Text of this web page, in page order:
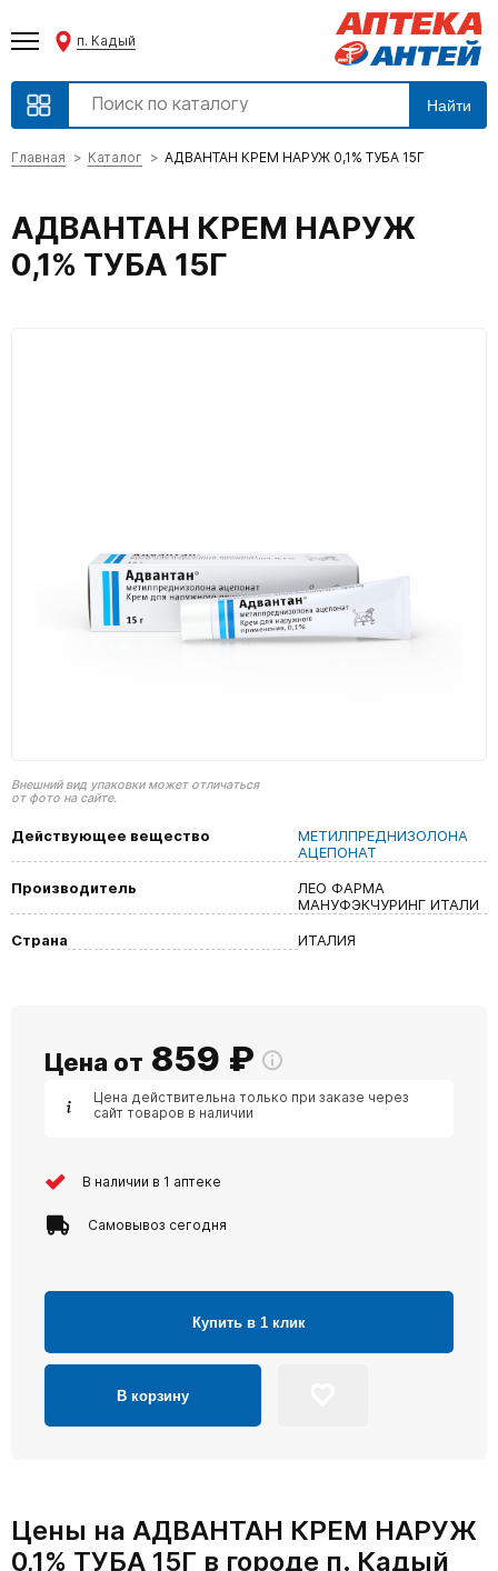
п. Кадый
Найти
Главная Каталог АДВАНТАН КРЕМ НАРУЖ 0,1% ТУБА 15Г
АДВАНТАН КРЕМ НАРУЖ
0,1% ТУБА 15Г
Внешний вид упаковки может отличаться
от фото на сайте.
Действующее вещество
МЕТИЛПРЕДНИЗОЛОНА
АЦЕПОНАТ
Производитель
ЛЕО ФАРМА
МАНУФЭКЧУРИНГ ИТАЛИ
Страна
ИТАЛИЯ
Цена от 859 ₽
Цена действительна только при заказе через
сайт товаров в наличии
В наличии в 1 аптеке
Самовывоз сегодня
Купить в 1 клик
В корзину
Цены на АДВАНТАН КРЕМ НАРУЖ
0,1% ТУБА 15Г в городе п. Кадый